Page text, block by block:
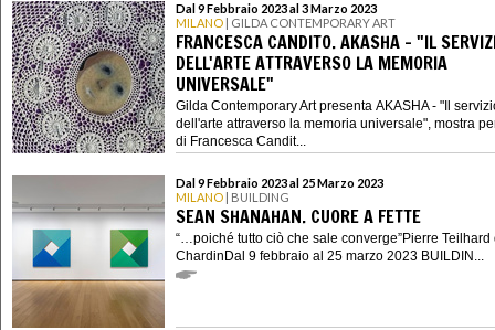
Dal 9 Febbraio 2023 al 3 Marzo 2023
MILANO | GILDA CONTEMPORARY ART
FRANCESCA CANDITO. AKASHA - "IL
DELL'ARTE ATTRAVERSO LA MEMORIA
UNIVERSALE"
Gilda Contemporary Art presenta AKASHA - "Il
dell'arte attraverso la memoria universale", mostra
di Francesca Candit...
Dal 9 Febbraio 2023 al 25 Marzo 2023
MILANO | BUILDING
SEAN SHANAHAN. CUORE A FETTE
“…poiché tutto ciò che sale converge”Pierre Teilhard
ChardinDal 9 febbraio al 25 marzo 2023 BUILDIN...